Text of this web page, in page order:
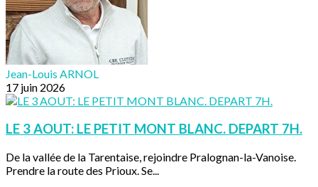
Jean-Louis ARNOL
17 juin 2026
LE 3 AOUT: LE PETIT MONT BLANC. DEPART 7H.
De la vallée de la Tarentaise, rejoindre Pralognan-la-Vanoise.
Prendre la route des Prioux. Se...